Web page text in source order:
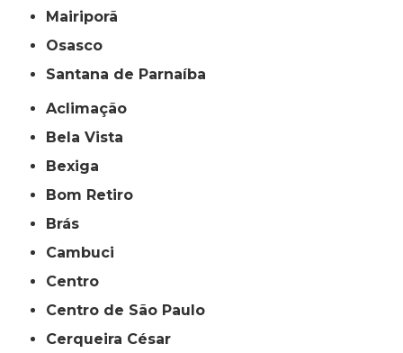
Mairiporã
Osasco
Santana de Parnaíba
Aclimação
Bela Vista
Bexiga
Bom Retiro
Brás
Cambuci
Centro
Centro de São Paulo
Cerqueira César